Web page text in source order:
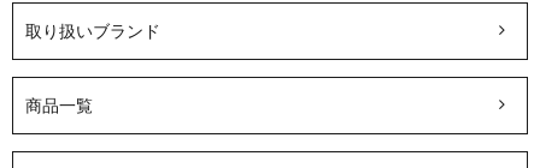
取り扱いブランド
商品一覧